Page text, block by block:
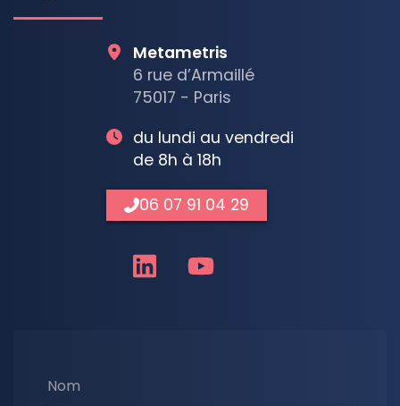
Nom
Metametris
6 rue d’Armaillé
75017 - Paris
du lundi au vendredi
de 8h à 18h
06 07 91 04 29